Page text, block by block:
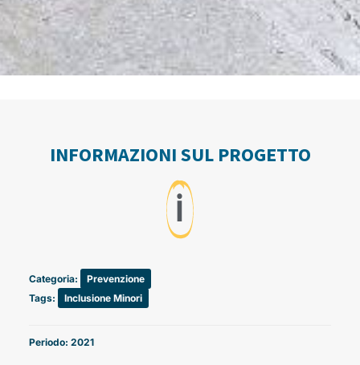
INFORMAZIONI SUL PROGETTO
ℹ️
Categoria:
Prevenzione
Tags:
Inclusione Minori
Periodo: 2021